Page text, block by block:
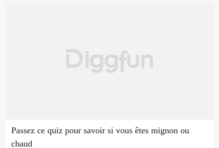
Passez ce quiz pour savoir si vous êtes mignon ou
chaud